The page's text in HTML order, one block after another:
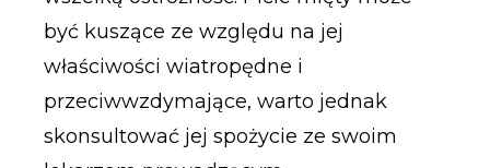
być kuszące ze względu na jej
właściwości wiatropędne i
przeciwwzdymające, warto jednak
skonsultować jej spożycie ze swoim